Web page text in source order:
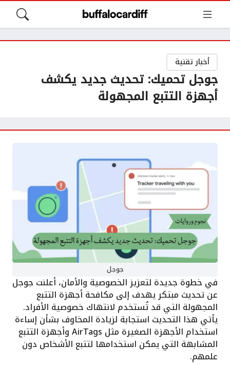
أخبار تقنية
جوجل تحميك: تحديث جديد يكشف
أجهزة التتبع المجهولة
جوجل
في خطوة جديدة لتعزيز الخصوصية والأمان، أعلنت جوجل
عن تحديث مبتكر يهدف إلى مكافحة أجهزة التتبع
المجهولة التي قد تُستخدم لانتهاك خصوصية الأفراد.
يأتي هذا التحديث استجابة لزيادة المخاوف بشأن إساءة
استخدام الأجهزة الصغيرة مثل AirTags وأجهزة التتبع
المشابهة التي يمكن استخدامها لتتبع الأشخاص دون
علمهم.